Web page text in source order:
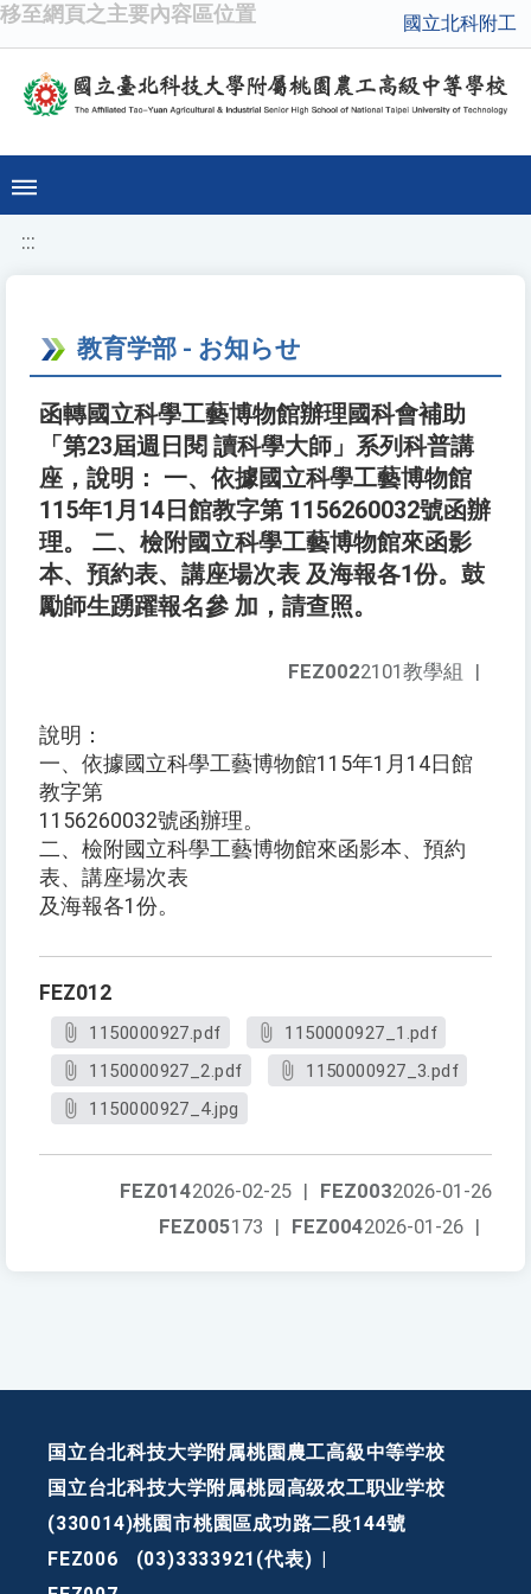
移至網頁之主要內容區位置 國立北科附工
:::
教育学部 - お知らせ
函轉國立科學工藝博物館辦理國科會補助
「第23屆週日閱 讀科學大師」系列科普講
座，說明： 一、依據國立科學工藝博物館
115年1月14日館教字第 1156260032號函辦
理。 二、檢附國立科學工藝博物館來函影
本、預約表、講座場次表 及海報各1份。鼓
勵師生踴躍報名參 加，請查照。
FEZ0022101教學組 |
說明：
一、依據國立科學工藝博物館115年1月14日館
教字第
1156260032號函辦理。
二、檢附國立科學工藝博物館來函影本、預約
表、講座場次表
及海報各1份。
FEZ012
1150000927.pdf
1150000927_1.pdf
1150000927_2.pdf
1150000927_3.pdf
1150000927_4.jpg
FEZ0032026-01-26
FEZ0142026-02-25 |
FEZ0042026-01-26 |
FEZ005173 |
国立台北科技大学附属桃園農工高級中等学校
国立台北科技大学附属桃园高级农工职业学校
(330014)桃園市桃園區成功路二段144號
FEZ006
(03)3333921(代表)